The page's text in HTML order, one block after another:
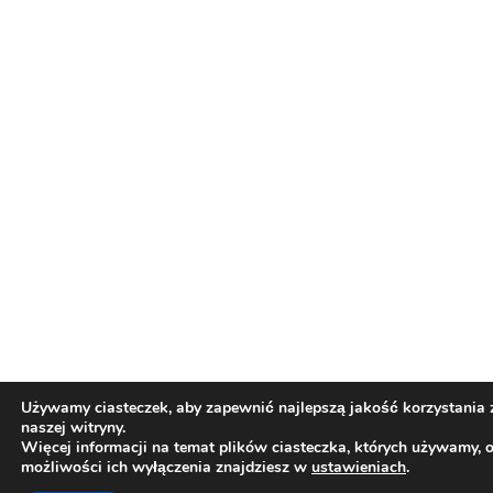
Używamy ciasteczek, aby zapewnić najlepszą jakość korzystania
naszej witryny.
Więcej informacji na temat plików ciasteczka, których używamy,
możliwości ich wyłączenia znajdziesz w ustawieniach.